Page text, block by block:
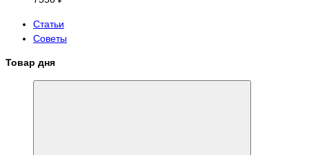
Статьи
Советы
Товар дня